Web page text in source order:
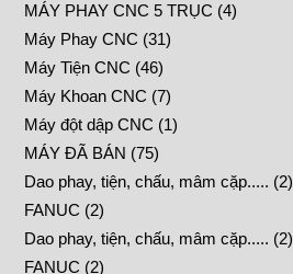
MÁY PHAY CNC 5 TRỤC (4)
Máy Phay CNC (31)
Máy Tiện CNC (46)
Máy Khoan CNC (7)
Máy đột dập CNC (1)
MÁY ĐÃ BÁN (75)
Dao phay, tiện, chấu, mâm cặp..... (2)
FANUC (2)
Dao phay, tiện, chấu, mâm cặp..... (2)
FANUC (2)